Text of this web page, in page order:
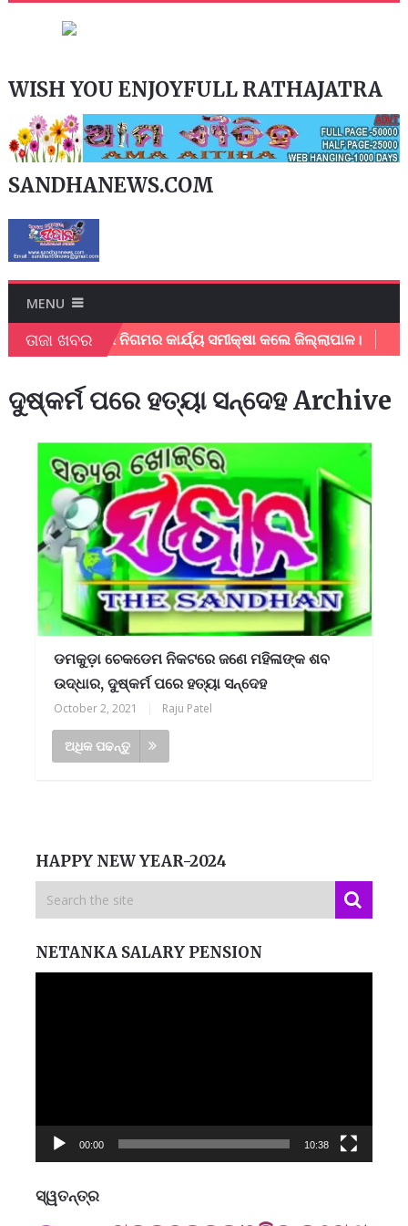
WISH YOU ENJOYFULL RATHAJATRA
SANDHANEWS.COM
MENU
ତାଜା ଖବର
ମହାନଗର ନିଗମର କାର୍ଯ୍ୟ ସମୀକ୍ଷା କଲେ ଜିଲ୍ଲାପାଳ।
ଦୁଷ୍କର୍ମ ପରେ ହତ୍ୟା ସନ୍ଦେହ Archive
ଡମକୁଡ଼ା ଚେକଡେମ ନିକଟରେ ଜଣେ ମହିଳାଙ୍କ ଶବ
ଉଦ୍ଧାର, ଦୁଷ୍କର୍ମ ପରେ ହତ୍ୟା ସନ୍ଦେହ
October 2, 2021 Raju Patel
ଅଧିକ ପଢନ୍ତୁ
HAPPY NEW YEAR-2024
NETANKA SALARY PENSION
00:00 10:38
ସ୍ୱତନ୍ତ୍ର